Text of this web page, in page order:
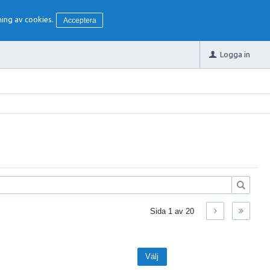
av cookies. Acceptera
Logga in
Sida 1 av 20
Välj